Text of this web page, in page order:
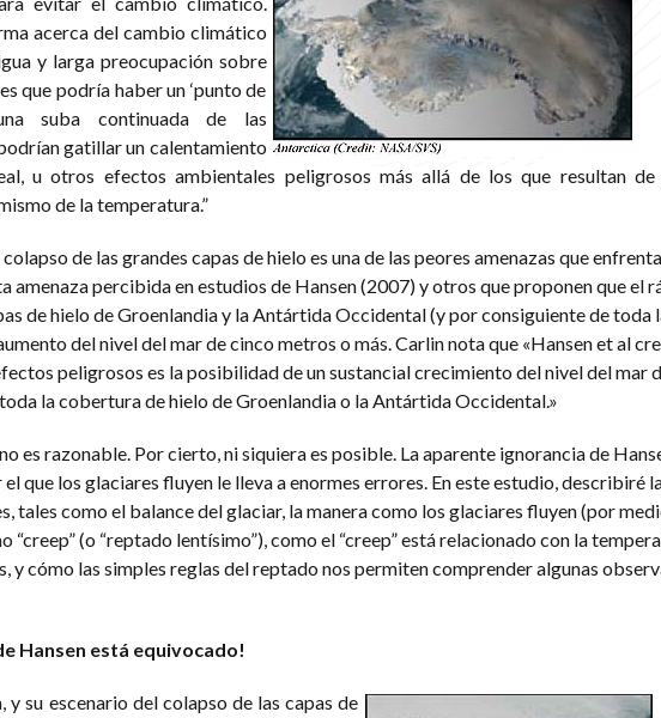
acerca del cambio climático
y larga preocupación sobre
que podría haber un ‘punto de
suba continuada de las
gatillar un calentamiento
u otros efectos ambientales peligrosos más allá de los que resultan de
de la temperatura.”
de las grandes capas de hielo es una de las peores amenazas que
amenaza percibida en estudios de Hansen (2007) y otros que proponen que el
de hielo de Groenlandia y la Antártida Occidental (y por consiguiente de toda
del nivel del mar de cinco metros o más. Carlin nota que «Hansen et al
peligrosos es la posibilidad de un sustancial crecimiento del nivel del mar
la cobertura de hielo de Groenlandia o la Antártida Occidental.»
es razonable. Por cierto, ni siquiera es posible. La aparente ignorancia de
que los glaciares fluyen le lleva a enormes errores. En este estudio, describiré
tales como el balance del glaciar, la manera como los glaciares fluyen (por
“creep” (o “reptado lentísimo”), como el “creep” está relacionado con la
y cómo las simples reglas del reptado nos permiten comprender algunas
Hansen está equivocado!
y su escenario del colapso de las capas de